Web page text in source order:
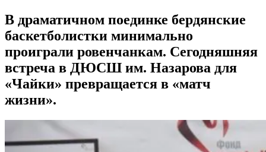
В драматичном поединке бердянские
баскетболистки минимально
проиграли ровенчанкам. Сегодняшняя
встреча в ДЮСШ им. Назарова для
«Чайки» превращается в «матч
жизни».